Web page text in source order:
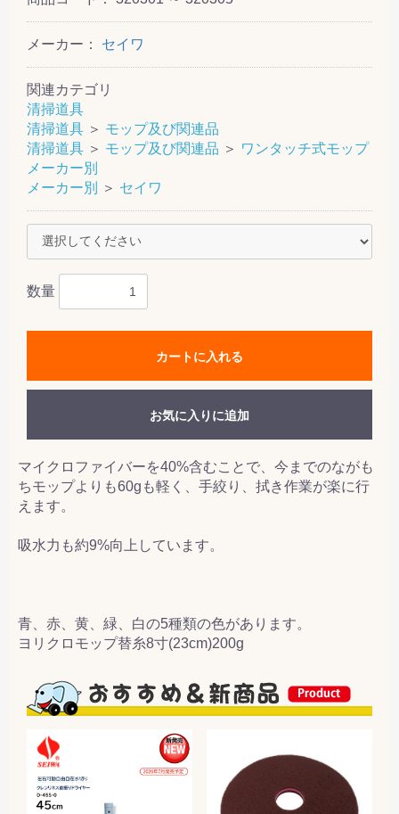
メーカー： セイワ
関連カテゴリ
清掃道具
清掃道具 ＞ モップ及び関連品
清掃道具 ＞ モップ及び関連品 ＞ ワンタッチ式モップ
メーカー別
メーカー別
＞ セイワ
数量
カートに入れる
お気に入りに追加
マイクロファイバーを40%含むことで、今までのながも
ちモップよりも60gも軽く、手絞り、拭き作業が楽に行
えます。
吸水力も約9%向上しています。
青、赤、黄、緑、白の5種類の色があります。
ヨリクロモップ替糸8寸(23cm)200g